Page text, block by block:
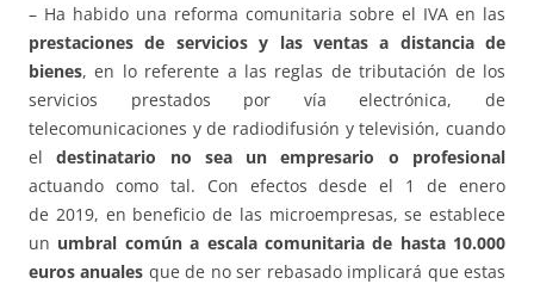
– Ha habido una reforma comunitaria sobre el IVA en las
prestaciones de servicios y las ventas a distancia de
bienes, en lo referente a las reglas de tributación de los
servicios prestados por vía electrónica, de
telecomunicaciones y de radiodifusión y televisión, cuando
eldestinatario no sea un empresario o profesional
actuando como tal. Con efectos desde el 1 de enero
de 2019, en beneficio de las microempresas, se establece
un umbral común a escala comunitaria de hasta 10.000
euros anuales que de no ser rebasado implicará que estas